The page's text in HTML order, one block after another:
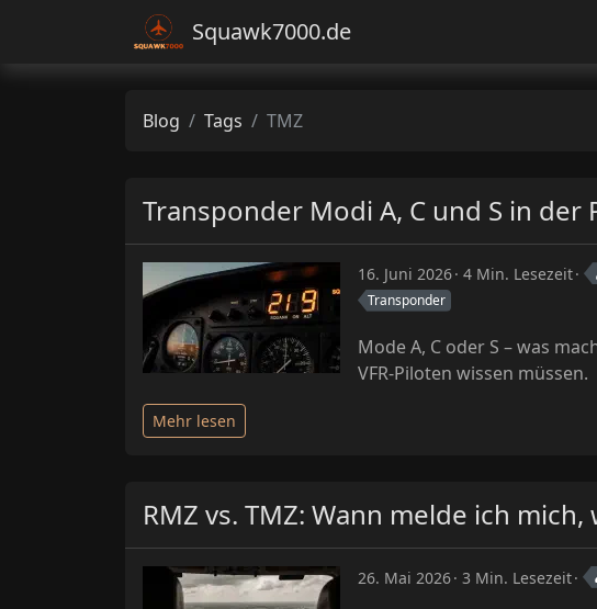
Squawk7000.de
Blog Tags TMZ
Transponder Modi A, C und S in
16. Juni 2026 4 Min. Lesezeit
Transponder
Mode A, C oder S – was
VFR-Piloten wissen müssen.
Mehr lesen
RMZ vs. TMZ: Wann melde ich
26. Mai 2026 3 Min. Lesezeit